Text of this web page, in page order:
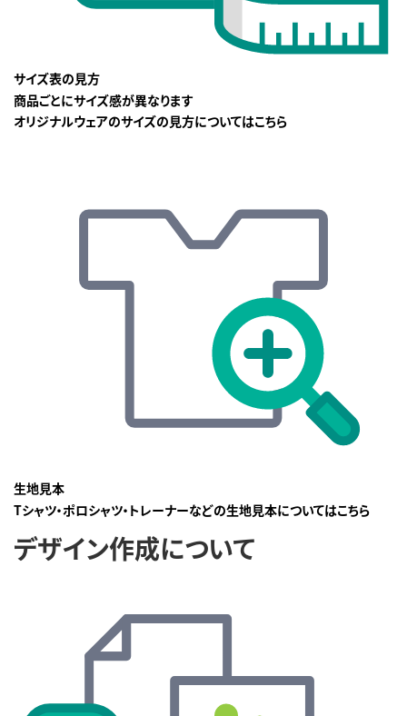
サイズ表の見方
商品ごとにサイズ感が異なります
オリジナルウェアのサイズの見方についてはこちら
生地見本
Tシャツ・ポロシャツ・トレーナーなどの生地見本についてはこちら
デザイン作成について